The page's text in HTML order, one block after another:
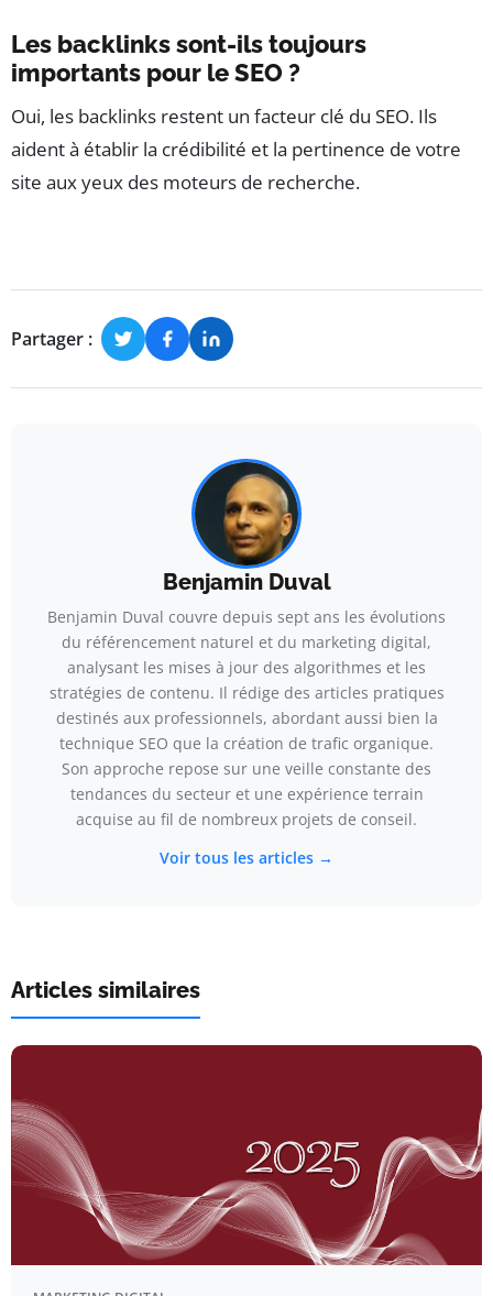
Les backlinks sont-ils toujours
importants pour le SEO ?
Oui, les backlinks restent un facteur clé du SEO. Ils
aident à établir la crédibilité et la pertinence de votre
site aux yeux des moteurs de recherche.
Partager :
Benjamin Duval
Benjamin Duval couvre depuis sept ans les évolutions
du référencement naturel et du marketing digital,
analysant les mises à jour des algorithmes et les
stratégies de contenu. Il rédige des articles pratiques
destinés aux professionnels, abordant aussi bien la
technique SEO que la création de trafic organique.
Son approche repose sur une veille constante des
tendances du secteur et une expérience terrain
acquise au fil de nombreux projets de conseil.
Voir tous les articles →
Articles similaires